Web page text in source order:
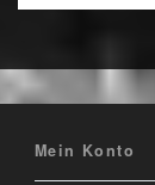
Mein Konto